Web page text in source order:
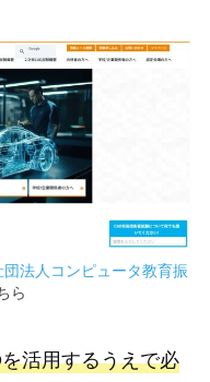
法人コンピュータ教育振
ら
活用するうえで必